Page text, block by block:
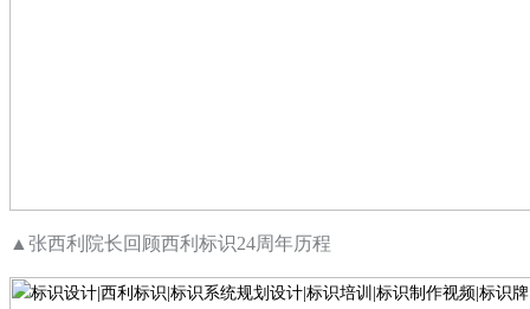
▲ 张西利院长回顾西利标识24周年历程